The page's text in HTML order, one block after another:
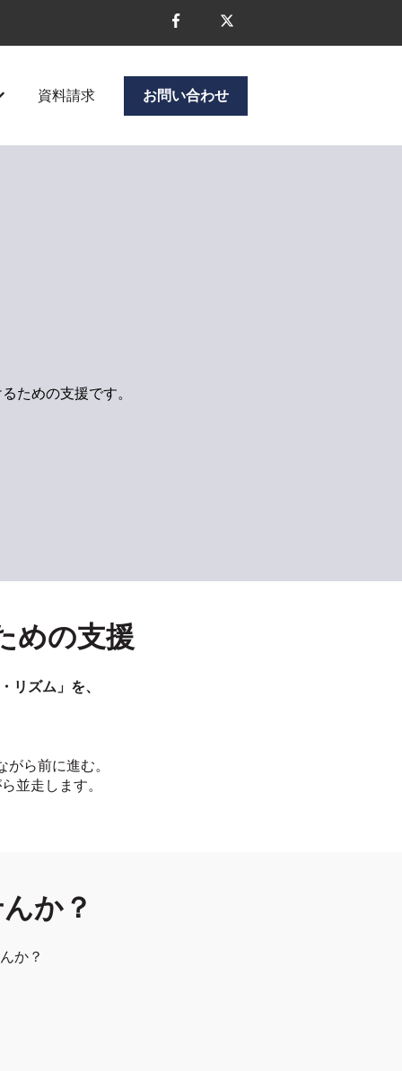
ューを表示
情報のサブメニューを表示
資料請求 お問い合わせ
ための支援です。
めの支援
リズム」を、
ら前に進む。
並走します。
か？
か？